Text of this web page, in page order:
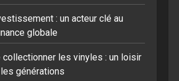
: un acteur clé au
globale
collectionner les vinyles : un loisir
générations